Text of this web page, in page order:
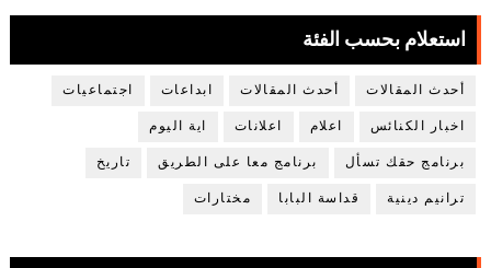
استعلام بحسب الفئة
أحدث المقالات أحدث المقالات ابداعات اجتماعيات
اخبار الكنائس اعلام اعلانات اية اليوم
برنامج حقك تسأل برنامج معا على الطريق تاريخ
ترانيم دينية قداسة البابا مختارات